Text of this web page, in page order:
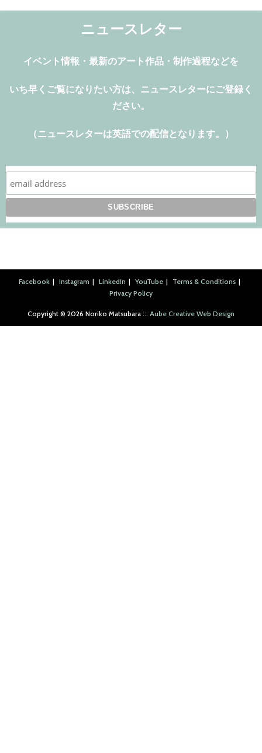
ニュースレター
イベント情報・最新のアート作品・制作過程などを
いち早く ご覧になりたい方は、ニュースレターにご登録く
ださい。
（ニュースレターは英語での配信となります。）
Facebook Instagram LinkedIn YouTube
Terms & Conditions
Privacy Policy
Copyright ©︎ 2026 Noriko Matsubara ::: Aube Creative Web Design